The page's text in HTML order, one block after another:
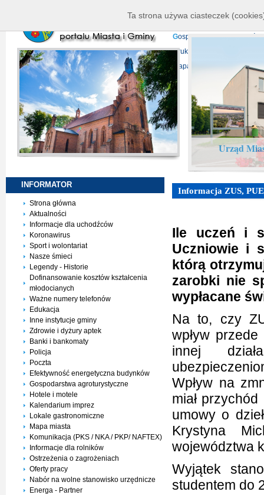
P
rojekty europejskie
Gospodarka
D ruki do pobrania
Mapa serwisu
Urząd
INFORMATOR
Strona główna
Aktualności
Informacje dla uchodźców
Koronawirus
Sport i wolontariat
Nasze śmieci
Legendy - Historie
Dofinansowanie kosztów kształcenia
młodocianych
Ważne numery telefonów
Edukacja
Inne instytucje gminy
Zdrowie i dyżury aptek
Banki i bankomaty
Policja
Poczta
Efektywność energetyczna budynków
Gospodarstwa agroturystyczne
Hotele i motele
Kalendarium imprez
Lokale gastronomiczne
Mapa miasta
Komunikacja (PKS / NKA / PKP/ NAFTEX)
Informacje dla rolników
Ostrzeżenia o zagrożeniach
Oferty pracy
Nabór na wolne stanowisko urzędnicze
Energa - Partner
Informacja ZUS,
Ile uczeń i
Uczniowie i
którą
zarobki nie
wypłacane
Na to, czy
wpływ
innej
Wpływ na
miał
umowy o
Krystyna
województwa
Wyjątek
studentem do
Ta strona używa ciasteczek